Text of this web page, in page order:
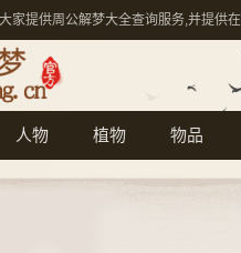
家提供周公解梦大全查询服务,并提供
人物 植物 物品